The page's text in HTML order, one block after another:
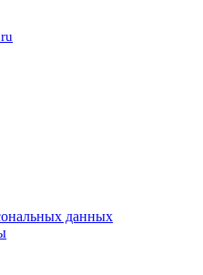
данных